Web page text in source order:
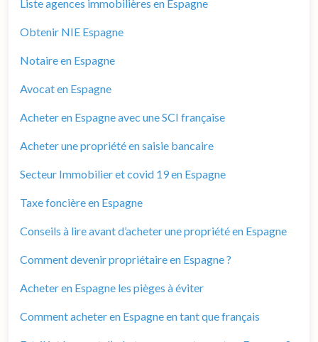
Liste agences immobilières en Espagne
Obtenir NIE Espagne
Notaire en Espagne
Avocat en Espagne
Acheter en Espagne avec une SCI française
Acheter une propriété en saisie bancaire
Secteur Immobilier et covid 19 en Espagne
Taxe foncière en Espagne
Conseils à lire avant d’acheter une propriété en Espagne
Comment devenir propriétaire en Espagne ?
Acheter en Espagne les pièges à éviter
Comment acheter en Espagne en tant que français